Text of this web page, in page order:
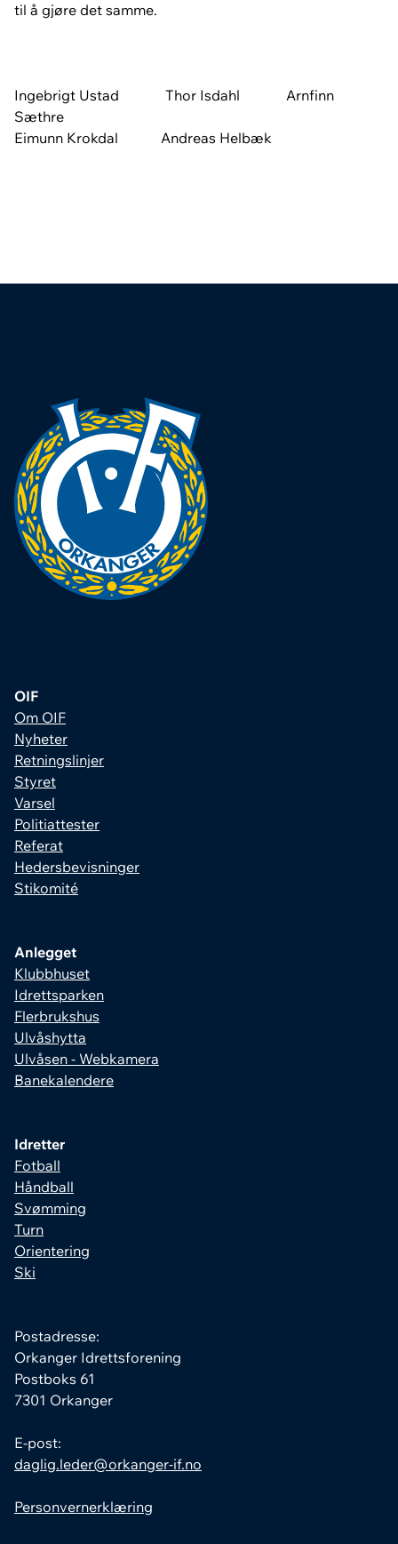
til å gjøre det samme.
Ingebrigt Ustad Thor Isdahl Arnfinn
Sæthre
Eimunn Krokdal Andreas Helbæk
OIF
Om OIF
Nyheter
Retningslinjer
Styret
Varsel
Politiattester
Referat
Hedersbevisninger
Stikomité
Anlegget
Klubbhuset
Idrettsparken
Flerbrukshus
Ulvåshytta
Ulvåsen - Webkamera
Banekalendere
Idretter
Fotball
Håndball
Svømming
Turn
Orientering
Ski
Postadresse:
Orkanger Idrettsforening
Postboks 61
7301 Orkanger
E-post:
daglig.leder@orkanger-if.no
Personvernerklæring